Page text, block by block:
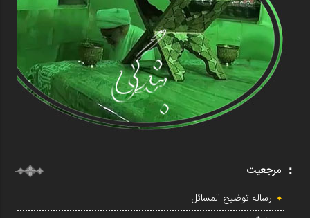
مرجعیت
رساله توضیح المسائل